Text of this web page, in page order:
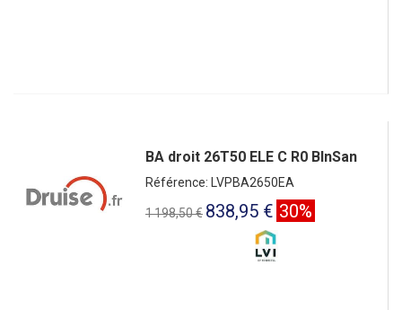
BA droit 26T50 ELE C R0 BlnSan
Référence: LVPBA2650EA
1 198,50 € 838,95 € 30%